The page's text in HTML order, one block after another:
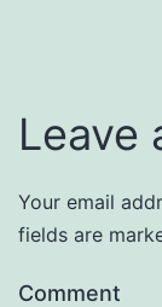
Leave
Your email
fields are
Comment